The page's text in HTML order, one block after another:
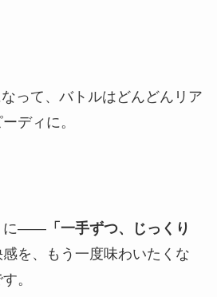
って、バトルはどんどんリア
ディに。
に――「一手ずつ、じっくり
感を、もう一度味わいたくな
。